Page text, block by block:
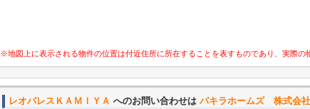
※地図上に表示される物件の位置は付近住所に所在することを表すものであり、実際の
レオパレスＫＡＭＩＹＡ へのお問い合わせは パキラホームズ 株式会